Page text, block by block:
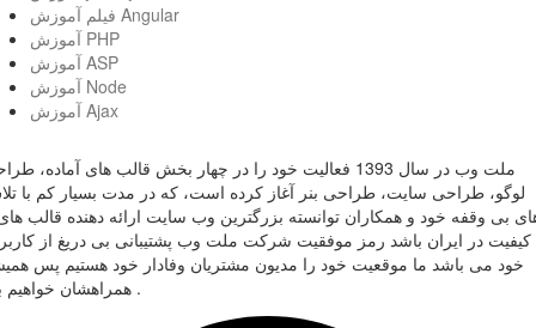
فیلم آموزش Angular
آموزش PHP
آموزش ASP
آموزش Node
آموزش Ajax
ملت وب در سال 1393 فعالیت خود را در چهار بخش قالب های آماده،
لوگو، طراحی سایت، طراحی بنر آغاز کرده است، که در مدت بسیار کم با
بی وقفه خود و همکاران توانسته بزرگترین وب سایت ارائه دهنده قالب
کیفیت در ایران باشد رمز موفقیت شرکت ملت وب پشتیبانی بی دریغ از
خود می باشد ما موقعیت خود را مدیون مشتریان وفادار خود هستیم پس
همراهشان خواهیم بود .